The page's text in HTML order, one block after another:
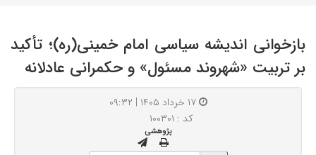
بازخوانی اندیشه سیاسی امام خمینی(ره)؛ تأکید
بر تربیت «شهروند مسئول» و حکمرانی عادلانه
۱۷ خرداد ۱۴۰۵ | ۰۹:۳۲
کد : ۱۰۰۳۰۱
پژوهشی